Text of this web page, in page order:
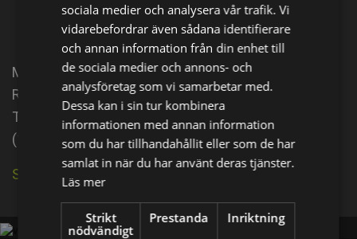
Facebook X E-postadress
Maria Ellingsen was born on January 22, 1964 in
Reykjavík, Iceland. She is an actress, known for D2:
The Mighty Ducks (1994), Agnes (1995) and Foxtrot
(1988).
Se källa på IMDb
sociala medier och analysera vår trafik. Vi
vidarebefordrar även sådana identifierare
och annan information från din enhet till
de sociala medier och annons- och
analysföretag som vi samarbetar med.
Dessa kan i sin tur kombinera
informationen med annan information
som du har tillhandahållit eller som de har
samlat in när du har använt deras tjänster.
Läs mer
Strikt
nödvändigt
Prestanda Inriktning